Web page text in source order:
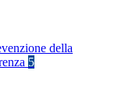
della
5